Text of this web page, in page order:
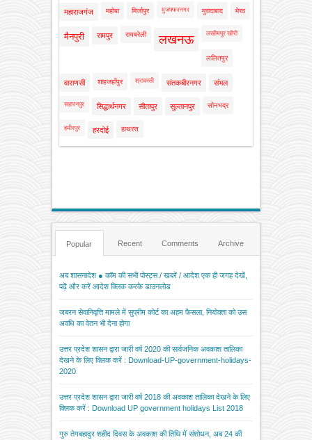
महाराजगंज महोबा मिर्जापुर मुजफ्फरनगर मुरादाबाद मेरठ
मैनपुरी रामपुर रायबरेली लखनऊ लखीमपुर खीरी
ललितपुर
वाराणसी शाहजहाँपुर श्रावस्ती संतकबीरनगर संभल
सहारनपुर सिद्धार्थनगर सीतापुर सुल्तानपुर सोनभद्र
हमीरपुर हरदोई हाथरस
Popular Recent Comments Archive
अब शासनादेश ● कॉम की सभी पोस्ट्स / खबरें / आदेश एक ही जगह देखें,
पढ़ें और करें आदेश क्लिक करके डाउनलोड
जबरन सेवानिवृत्ति मामले में सुप्रीम कोर्ट का अहम फैसला, नियोक्ता को उस
अवधि का वेतन भी देना होगा
उत्तर प्रदेश शासन द्वारा जारी वर्ष 2020 की सार्वजनिक अवकाश तालिका
देखने के लिए क्लिक करें : Download-UP-government-holidays-
2020
उत्तर प्रदेश शासन द्वारा जारी वर्ष 2018 की अवकाश तालिका देखने के लिए
क्लिक करें : Download UP government holidays List 2018
गुरु तेगबहादुर शहीद दिवस के अवकाश की तिथि में संशोधन, अब 24 की